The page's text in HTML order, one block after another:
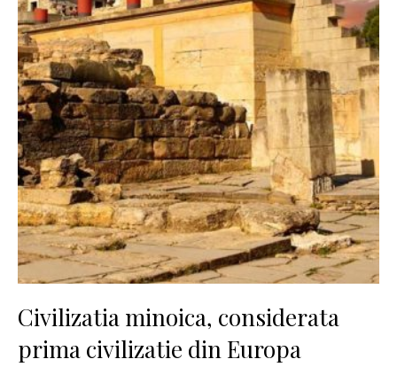
Civilizatia minoica, considerata
prima civilizatie din Europa